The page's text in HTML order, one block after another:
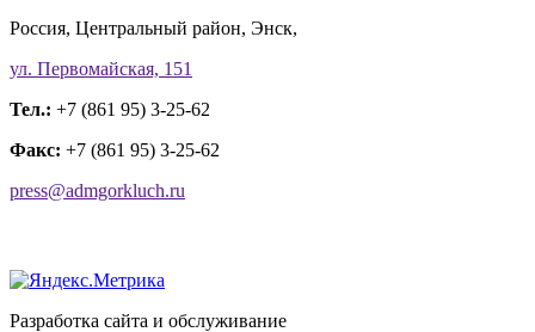
Россия, Центральный район, Энск,
ул. Первомайская, 151
Тел.: +7 (861 95) 3-25-62
Факс: +7 (861 95) 3-25-62
press@admgorkluch.ru
Разработка сайта и обслуживание